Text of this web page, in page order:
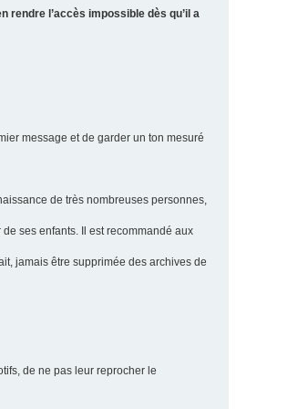
l’accès impossible dès qu’il a
message et de garder un ton mesuré
de très nombreuses personnes,
ses enfants. Il est recommandé aux
jamais être supprimée des archives de
de ne pas leur reprocher le